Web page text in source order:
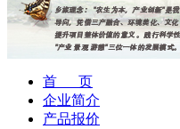
首 页
企业简介
产品报价